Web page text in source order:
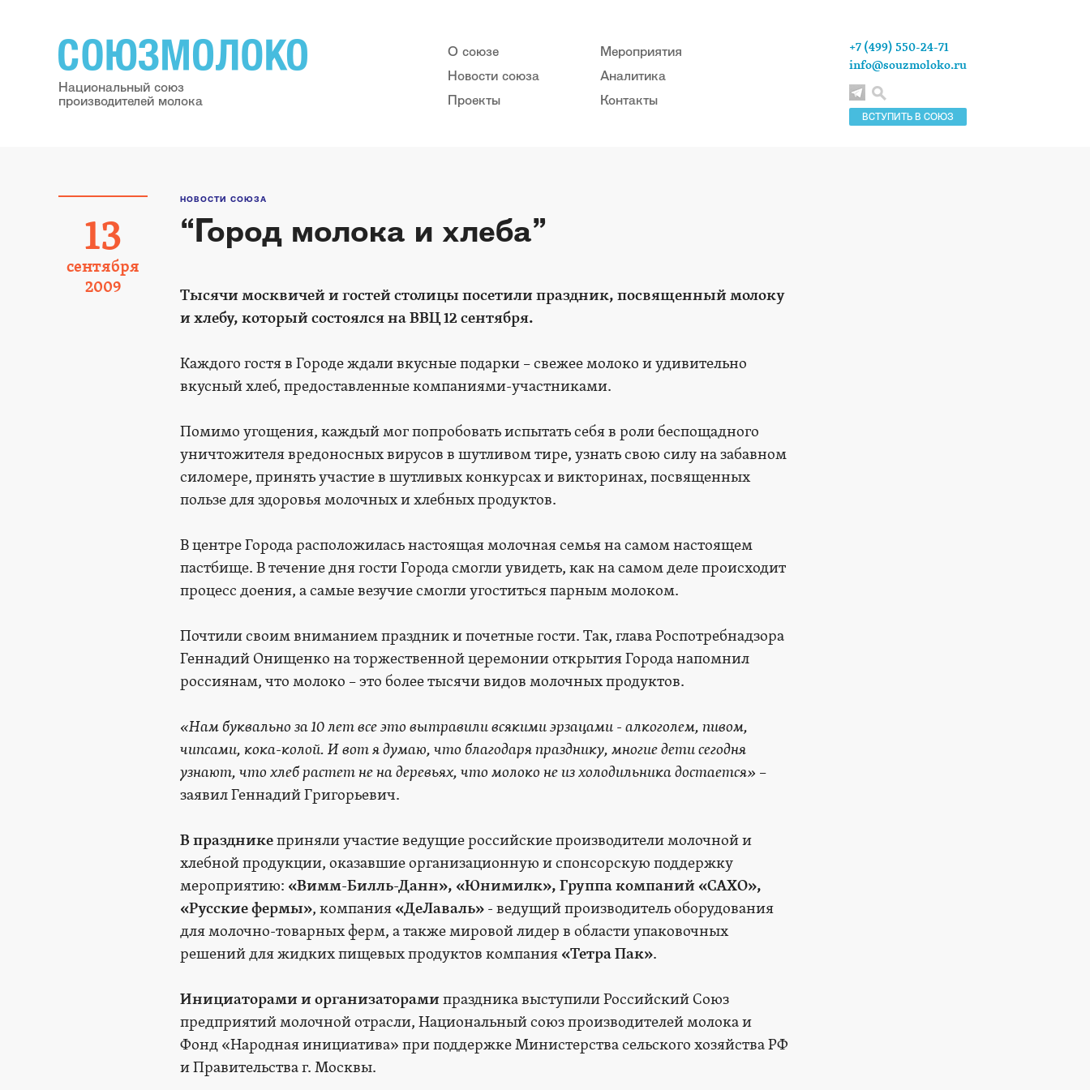
Национальный союз
производителей молока
О союзе
Новости союза
Проекты
Мероприятия
Аналитика
Контакты
ВСТУПИТЬ В СОЮЗ
+7 (499) 550-24-71
info@souzmoloko.ru
13
сентября
2009
НОВОСТИ СОЮЗА
“Город молока и хлеба”
Тысячи москвичей и гостей столицы посетили праздник, посвященный молоку
и хлебу, который состоялся на ВВЦ 12 сентября.
Каждого гостя в Городе ждали вкусные подарки – свежее молоко и удивительно
вкусный хлеб, предоставленные компаниями-участниками.
Помимо угощения, каждый мог попробовать испытать себя в роли беспощадного
уничтожителя вредоносных вирусов в шутливом тире, узнать свою силу на забавном
силомере, принять участие в шутливых конкурсах и викторинах, посвященных
пользе для здоровья молочных и хлебных продуктов.
В центре Города расположилась настоящая молочная семья на самом настоящем
пастбище. В течение дня гости Города смогли увидеть, как на самом деле происходит
процесс доения, а самые везучие смогли угоститься парным молоком.
Почтили своим вниманием праздник и почетные гости. Так, глава Роспотребнадзора
Геннадий Онищенко на торжественной церемонии открытия Города напомнил
россиянам, что молоко – это более тысячи видов молочных продуктов.
«Нам буквально за 10 лет все это вытравили всякими эрзацами - алкоголем, пивом,
чипсами, кока-колой. И вот я думаю, что благодаря празднику, многие дети сегодня
узнают, что хлеб растет не на деревьях, что молоко не из холодильника достается» –
заявил Геннадий Григорьевич.
В праздникеприняли участие ведущие российские производители молочной и
хлебной продукции, оказавшие организационную и спонсорскую поддержку
мероприятию: «Вимм-Билль-Данн», «Юнимилк», Группа компаний «САХО»,
«Русские фермы», компания«ДеЛаваль»- ведущий производитель оборудования
для молочно-товарных ферм, а также мировой лидер в области упаковочных
решений для жидких пищевых продуктов компания«Тетра Пак».
Инициаторами и организаторамипраздника выступили Российский Союз
предприятий молочной отрасли, Национальный союз производителей молока и
Фонд «Народная инициатива» при поддержке Министерства сельского хозяйства РФ
и Правительства г. Москвы.